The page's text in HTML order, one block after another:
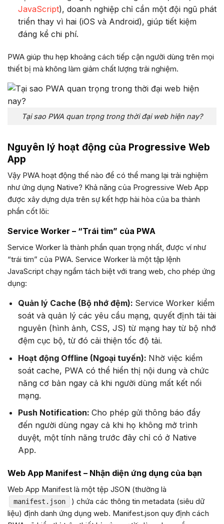
JavaScript), doanh nghiệp chỉ cần một đội ngũ phát
triển thay vì hai (iOS và Android), giúp tiết kiệm
đáng kể chi phí.
PWA giúp thu hẹp khoảng cách tiếp cận người dùng trên mọi
thiết bị mà không làm giảm chất lượng trải nghiệm.
Tại sao PWA quan trọng trong thời đại web hiện nay?
Nguyên lý hoạt động của Progressive Web
App
Vậy PWA hoạt động thế nào để có thể mang lại trải nghiệm
như ứng dụng Native? Khả năng của Progressive Web App
được xây dựng dựa trên sự kết hợp hài hòa của ba thành
phần cốt lõi:
Service Worker – “Trái tim” của PWA
Service Worker là thành phần quan trọng nhất, được ví như
“trái tim” của PWA. Service Worker là một tập lệnh
JavaScript chạy ngầm tách biệt với trang web, cho phép ứng
dụng:
Quản lý Cache (Bộ nhớ đệm): Service Worker kiểm
soát và quản lý các yêu cầu mạng, quyết định tải tài
nguyên (hình ảnh, CSS, JS) từ mạng hay từ bộ nhớ
đệm cục bộ, từ đó cải thiện tốc độ tải.
Hoạt động Offline (Ngoại tuyến): Nhờ việc kiểm
soát cache, PWA có thể hiển thị nội dung và chức
năng cơ bản ngay cả khi người dùng mất kết nối
mạng.
Push Notification: Cho phép gửi thông báo đẩy
đến người dùng ngay cả khi họ không mở trình
duyệt, một tính năng trước đây chỉ có ở Native
App.
Web App Manifest – Nhận diện ứng dụng của bạn
Web App Manifest là một tệp JSON (thường là
manifest.json
) chứa các thông tin metadata (siêu dữ
liệu) định danh ứng dụng web. Manifest.json quy định cách